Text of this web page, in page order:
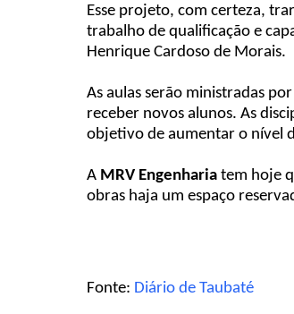
Esse projeto, com certeza,
trabalho de qualificação e
Henrique Cardoso de Morais.
As aulas serão ministradas
receber novos alunos. As
objetivo de aumentar o nível
A MRV Engenharia tem hoje
obras haja um espaço
Fonte: Diário de Taubaté